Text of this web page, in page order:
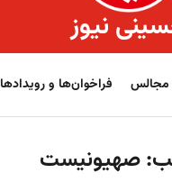
نیوز
مجالس فراخوان‌‏‏‏ها و رویدادها
صهیونیست